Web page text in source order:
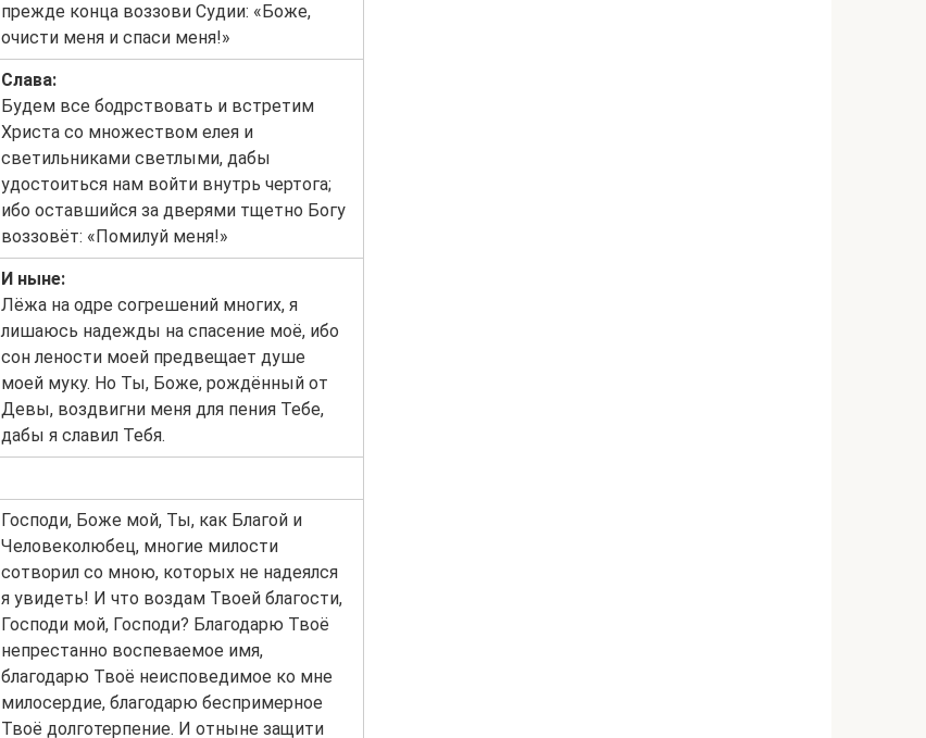
прежде конца воззови Судии: «Боже,
очисти меня и спаси меня!»
Слава:
Будем все бодрствовать и встретим
Христа со множеством елея и
светильниками светлыми, дабы
удостоиться нам войти внутрь чертога;
ибо оставшийся за дверями тщетно Богу
воззовёт: «Помилуй меня!»
И ныне:
Лёжа на одре согрешений многих, я
лишаюсь надежды на спасение моё, ибо
сон лености моей предвещает душе
моей муку. Но Ты, Боже, рождённый от
Девы, воздвигни меня для пения Тебе,
дабы я славил Тебя.
Господи, Боже мой, Ты, как Благой и
Человеколюбец, многие милости
сотворил со мною, которых не надеялся
я увидеть! И что воздам Твоей благости,
Господи мой, Господи? Благодарю Твоё
непрестанно воспеваемое имя,
благодарю Твоё неисповедимое ко мне
милосердие, благодарю беспримерное
Твоё долготерпение. И отныне защити